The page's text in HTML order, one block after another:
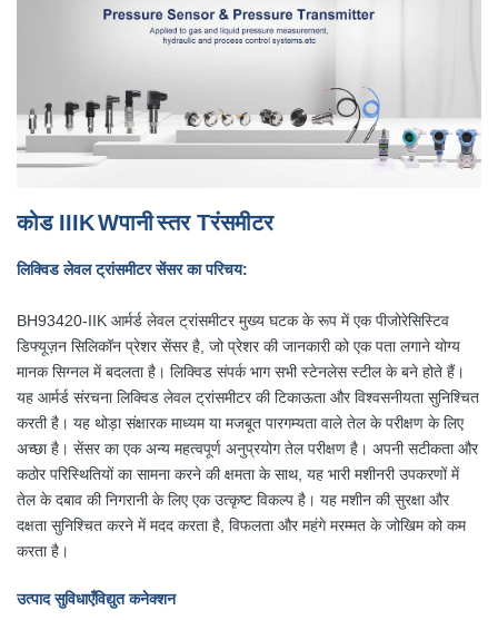
कोडIIIKWपानीस्तरTरंसमीटर
लिक्विड लेवल ट्रांसमीटर सेंसर का परिचय:
BH93420-IIK आर्मर्ड लेवल ट्रांसमीटर मुख्य घटक के रूप में एक पीजोरेसिस्टिव
डिफ्यूज़न सिलिकॉन प्रेशर सेंसर है, जो प्रेशर की जानकारी को एक पता लगाने योग्य
मानक सिग्नल में बदलता है। लिक्विड संपर्क भाग सभी स्टेनलेस स्टील के बने होते हैं।
यह आर्मर्ड संरचना लिक्विड लेवल ट्रांसमीटर की टिकाऊता और विश्वसनीयता सुनिश्चित
करती है। यह थोड़ा संक्षारक माध्यम या मजबूत पारगम्यता वाले तेल के परीक्षण के लिए
अच्छा है। सेंसर का एक अन्य महत्वपूर्ण अनुप्रयोग तेल परीक्षण है। अपनी सटीकता और
कठोर परिस्थितियों का सामना करने की क्षमता के साथ, यह भारी मशीनरी उपकरणों में
तेल के दबाव की निगरानी के लिए एक उत्कृष्ट विकल्प है। यह मशीन की सुरक्षा और
दक्षता सुनिश्चित करने में मदद करता है, विफलता और महंगे मरम्मत के जोखिम को कम
करता है।
उत्पाद सुविधाएँविद्युत कनेक्शन